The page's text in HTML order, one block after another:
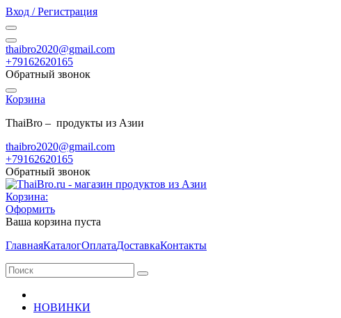
Вход / Регистрация
thaibro2020@gmail.com
+79162620165
Обратный звонок
Корзина
ThaiBro – продукты из Азии
thaibro2020@gmail.com
+79162620165
Обратный звонок
Корзина:
Оформить
Ваша корзина пуста
ГлавнаяКаталогОплатаДоставкаКонтакты
НОВИНКИ